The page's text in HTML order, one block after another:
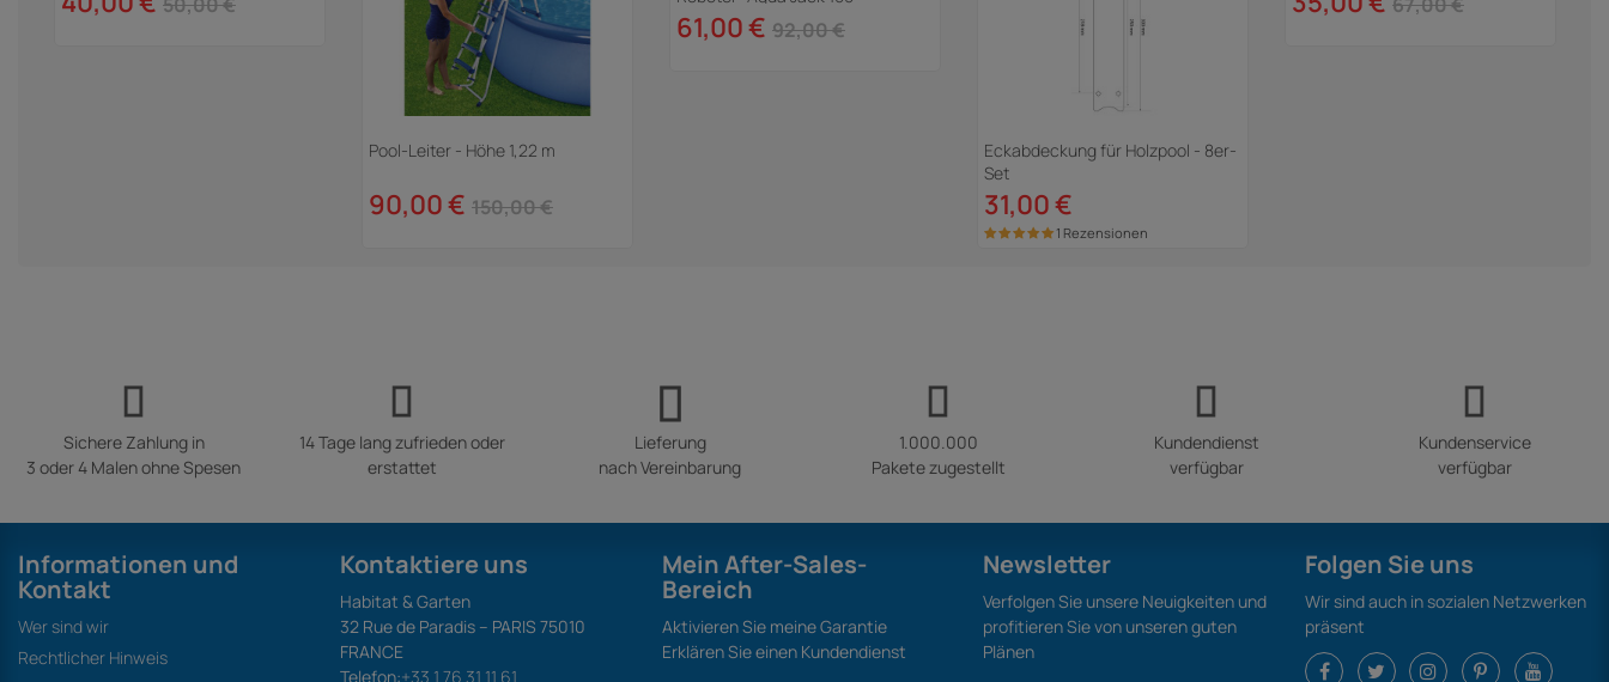
Pool-Leiter - Höhe 1,22 m
90,00 € 150,00 €
61,00 € 92,00 €
Eckabdeckung für Holzpool - 8er-
Set
31,00 €
1 Rezensionen
Sichere Zahlung in
3 oder 4 Malen ohne Spesen
14 Tage lang zufrieden oder
erstattet
Lieferung
nach Vereinbarung
1.000.000
Pakete zugestellt
Kundendienst
verfügbar
Kundenservice
verfügbar
Informationen und
Kontakt
Wer sind wir
Rechtlicher Hinweis
Kontaktiere uns
Habitat & Garten
32 Rue de Paradis – PARIS 75010
FRANCE
Telefon:+33 1 76 31 11 61
Mein After-Sales-
Bereich
Aktivieren Sie meine Garantie
Erklären Sie einen Kundendienst
Newsletter
Verfolgen Sie unsere Neuigkeiten und
profitieren Sie von unseren guten
Plänen
Folgen Sie uns
Wir sind auch in sozialen Netzwerken
präsent